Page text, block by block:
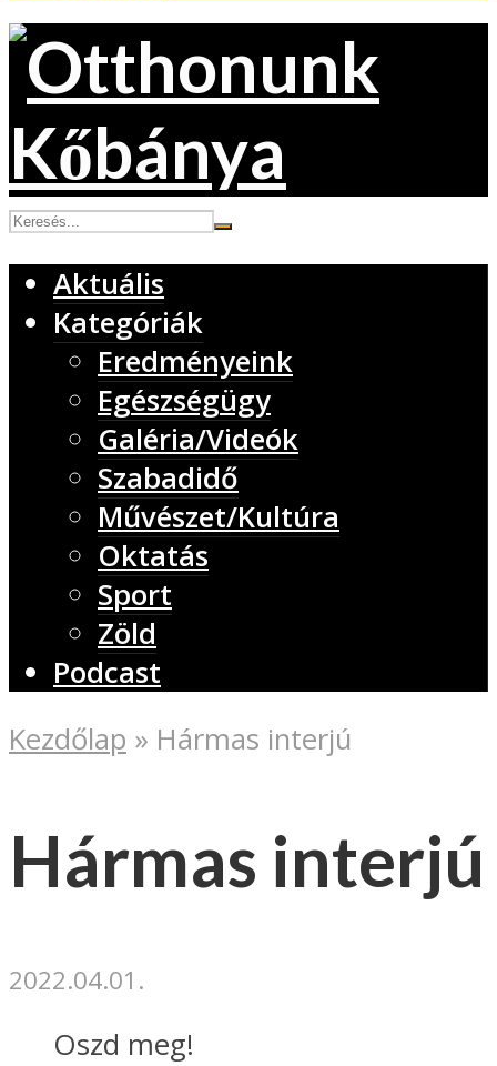
Aktuális
Kategóriák
Eredményeink
Egészségügy
Galéria/Videók
Szabadidő
Művészet/Kultúra
Oktatás
Sport
Zöld
Podcast
Kezdőlap » Hármas interjú
Hármas interjú
2022.04.01.
Oszd meg!